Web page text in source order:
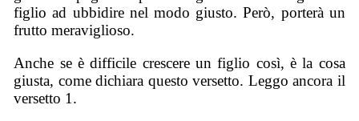
figlio ad ubbidire nel modo giusto. Però, porterà un
frutto meraviglioso.
Anche se è difficile crescere un figlio così, è la cosa
giusta, come dichiara questo versetto. Leggo ancora il
versetto 1.